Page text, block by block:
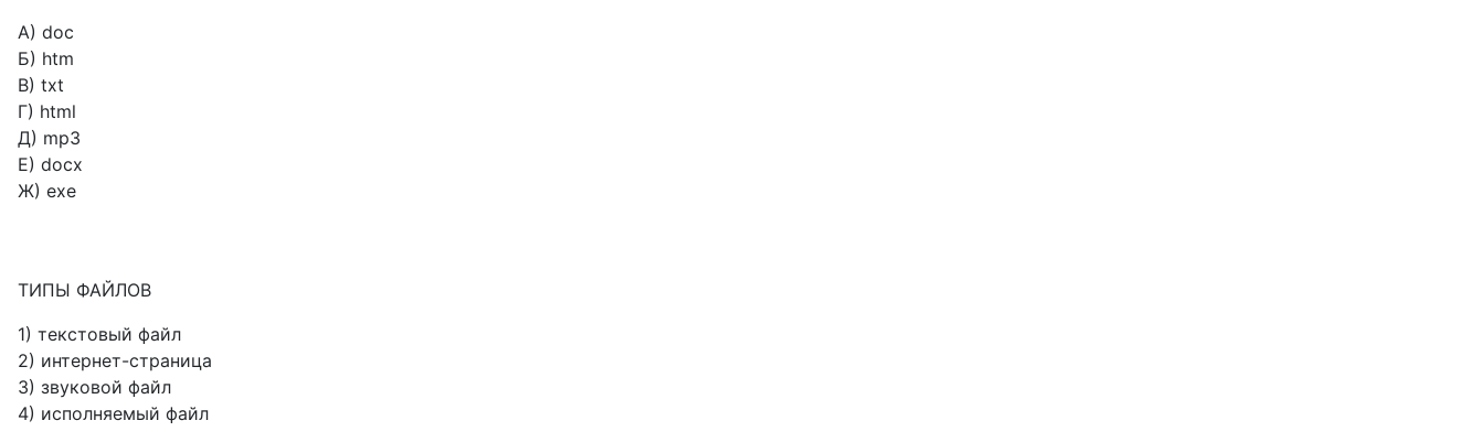
А) doc
Б) htm
В) txt
Г) html
Д) mp3
Е) docx
Ж) exe
ТИПЫ ФАЙЛОВ
1) текстовый файл
2) интернет-страница
3) звуковой файл
4) исполняемый файл